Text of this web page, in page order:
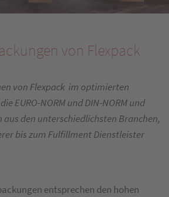
von Flexpack
von Flexpack im optimierten
EURO-NORM und DIN-NORM und
den unterschiedlichsten Branchen,
bis zum Fulfillment Dienstleister
entsprechen den hohen